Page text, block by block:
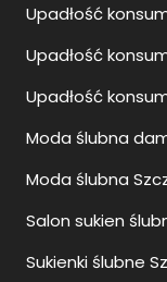
Upadłość
Upadłość
Upadłość
Moda ślubna
Moda ślubna
Salon sukien
Sukienki ślubne